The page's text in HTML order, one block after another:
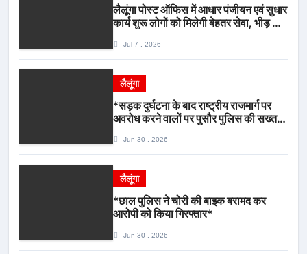
लैलूंगा पोस्ट ऑफिस में आधार पंजीयन एवं सुधार
कार्य शुरू लोगों को मिलेगी बेहतर सेवा, भीड़ से
Jul 7 , 2026
लैलूंगा
*सड़क दुर्घटना के बाद राष्ट्रीय राजमार्ग पर
अवरोध करने वालों पर पुसौर पुलिस की सख्त
Jun 30 , 2026
लैलूंगा
*छाल पुलिस ने चोरी की बाइक बरामद कर
आरोपी को किया गिरफ्तार*
Jun 30 , 2026